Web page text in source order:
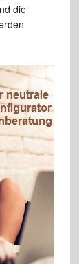
die